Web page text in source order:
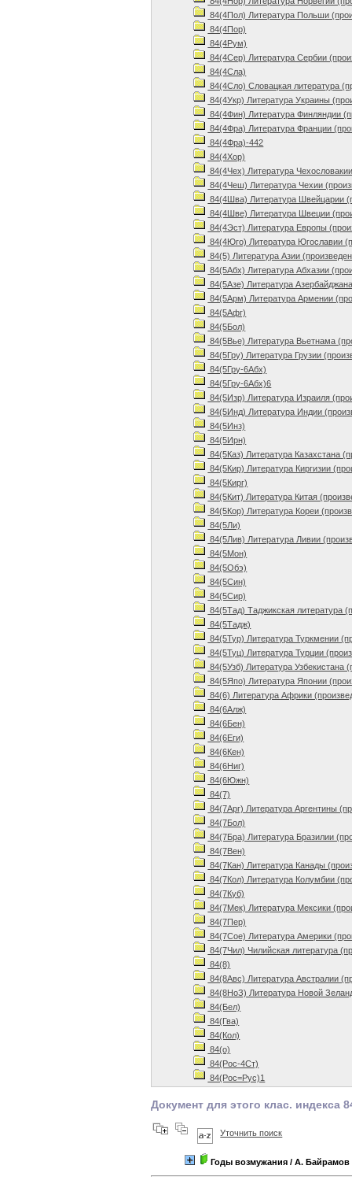
84(4Пол) Литература Польши
84(4Пор)
84(4Рум)
84(4Сер) Литература Сербии
84(4Сла)
84(4Сло) Словацкая литература
84(4Укр) Литература Украины
84(4Фин) Литература Финляндии
84(4Фра) Литература Франции
84(4Фра)-442
84(4Хор)
84(4Чех) Литература
84(4Чеш) Литература Чехии
84(4Шва) Литература Швейцарии
84(4Шве) Литература Швеции
84(4Эст) Литература Европы
84(4Юго) Литература Югославии
84(5) Литература Азии
84(5Абх) Литература Абхазии
84(5Азе) Литература
84(5Арм) Литература Армении
84(5Афг)
84(5Бол)
84(5Вье) Литература Вьетнама
84(5Гру) Литература Грузии
84(5Гру-6Абх)
84(5Гру-6Абх)6
84(5Изр) Литература Израиля
84(5Инд) Литература Индии
84(5Инз)
84(5Ирн)
84(5Каз) Литература Казахстана
84(5Кир) Литература Киргизии
84(5Кирг)
84(5Кит) Литература Китая
84(5Кор) Литература Кореи
84(5Ли)
84(5Лив) Литература Ливии
84(5Мон)
84(5Обэ)
84(5Син)
84(5Сир)
84(5Тад) Таджикская литература
84(5Тадж)
84(5Тур) Литература Туркмении
84(5Туц) Литература Турции
84(5Узб) Литература Узбекистана
84(5Япо) Литература Японии
84(6) Литература Африки
84(6Алж)
84(6Бен)
84(6Еги)
84(6Кен)
84(6Ниг)
84(6Южн)
84(7)
84(7Арг) Литература Аргентины
84(7Бол)
84(7Бра) Литература Бразилии
84(7Вен)
84(7Кан) Литература Канады
84(7Кол) Литература Колумбии
84(7Куб)
84(7Мек) Литература Мексики
84(7Пер)
84(7Сое) Литература Америки
84(7Чил) Чилийская литература
84(8)
84(8Авс) Литература Австралии
84(8НоЗ) Литература Новой
84(Бел)
84(Гва)
84(Кол)
84(о)
84(Рос-4Ст)
84(Рос=Рус)1
Документ для этого клас. индекса
Уточнить поиск
Годы возмужания / А. Байрамов